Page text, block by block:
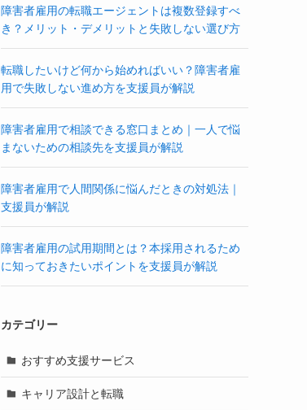
障害者雇用の転職エージェントは複数登録すべ
き？メリット・デメリットと失敗しない選び方
転職したいけど何から始めればいい？障害者雇
用で失敗しない進め方を支援員が解説
障害者雇用で相談できる窓口まとめ｜一人で悩
まないための相談先を支援員が解説
障害者雇用で人間関係に悩んだときの対処法｜
支援員が解説
障害者雇用の試用期間とは？本採用されるため
に知っておきたいポイントを支援員が解説
カテゴリー
おすすめ支援サービス
キャリア設計と転職